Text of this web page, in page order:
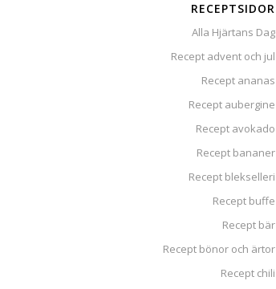
RECEPTSIDOR
Alla Hjärtans Dag
Recept advent och jul
Recept ananas
Recept aubergine
Recept avokado
Recept bananer
Recept blekselleri
Recept buffe
Recept bär
Recept bönor och ärtor
Recept chili